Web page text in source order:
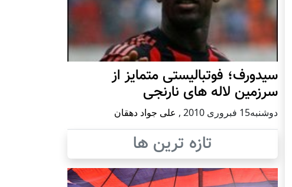
سیدورف؛ فوتبالیستی متمایز از
سرزمین لاله های نارنجی
دوشنبه15 فبروری 2010 , علی جواد دهقان
تازه ترین ها